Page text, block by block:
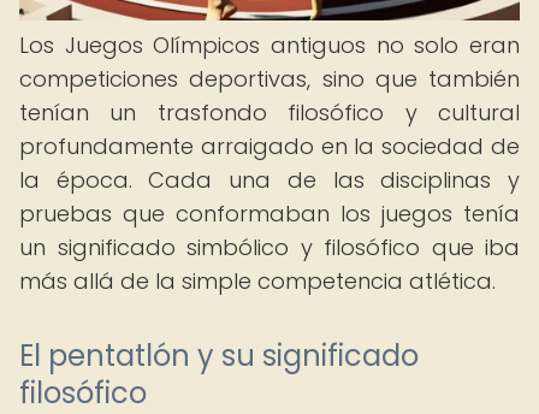
Los Juegos Olímpicos antiguos no solo eran
competiciones deportivas, sino que también
tenían un trasfondo filosófico y cultural
profundamente arraigado en la sociedad de
la época. Cada una de las disciplinas y
pruebas que conformaban los juegos tenía
un significado simbólico y filosófico que iba
más allá de la simple competencia atlética.
El pentatlón y su significado
filosófico